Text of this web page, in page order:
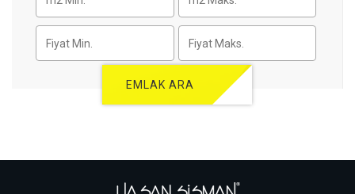
EMLAK ARA